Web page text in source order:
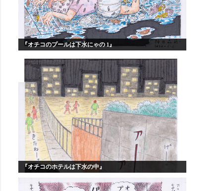
『オチコのプールは下水にゃの 1』
『オチコのホテルは下水の中』